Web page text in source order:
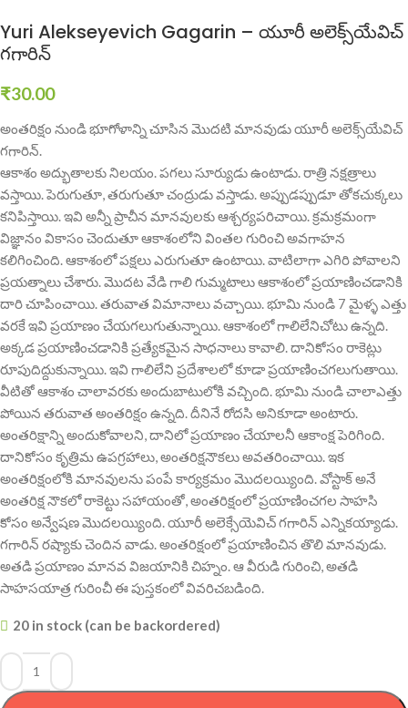
Yuri Alekseyevich Gagarin – యూరీ అలెక్స్‌యేవిచ్‌
గగారిన్‌
₹30.00
అంతరిక్షం నుండి భూగోళాన్ని చూసిన మొదటి మానవుడు యూరీ అలెక్స్‌యేవిచ్‌
గగారిన్‌.
ఆకాశం అద్భుతాలకు నిలయం. పగలు సూర్యుడు ఉంటాడు. రాత్రి నక్షత్రాలు
వస్తాయి. పెరుగుతూ, తరుగుతూ చంద్రుడు వస్తాడు. అప్పుడప్పుడూ తోకచుక్కలు
కనిపిస్తాయి. ఇవి అన్నీ ప్రాచీన మానవులకు ఆశ్చర్యపరిచాయి. క్రమక్రమంగా
విజ్ఞానం వికాసం చెందుతూ ఆకాశంలోని వింతల గురించి అవగాహన
కలిగించింది. ఆకాశంలో పక్షలు ఎరుగుతూ ఉంటాయి. వాటిలాగా ఎగిరి పోవాలని
ప్రయత్నాలు చేశారు. మొదట వేడి గాలి గుమ్మటాలు ఆకాశంలో ప్రయాణించడానికి
దారి చూపించాయి. తరువాత విమానాలు వచ్చాయి. భూమి నుండి 7 మైళ్ళ ఎత్తు
వరకే ఇవి ప్రయాణం చేయగలుగుతున్నాయి. ఆకాశంలో గాలిలేనిచోటు ఉన్నది.
అక్కడ ప్రయాణించడానికి ప్రత్యేకమైన సాధనాలు కావాలి. దానికోసం రాకెట్లు
రూపుదిద్దుకున్నాయి. ఇవి గాలిలేని ప్రదేశాలలో కూడా ప్రయాణించగలుగుతాయి.
వీటితో ఆకాశం చాలావరకు అందుబాటులోకి వచ్చింది. భూమి నుండి చాలాఎత్తు
పోయిన తరువాత అంతరిక్షం ఉన్నది. దీనినే రోదసి అనికూడా అంటారు.
అంతరిక్షాన్ని అందుకోవాలని, దానిలో ప్రయాణం చేయాలనీ ఆకాంక్ష పెరిగింది.
దానికోసం కృత్రిమ ఉపగ్రహాలు, అంతరిక్షనౌకలు అవతరించాయి. ఇక
అంతరిక్షంలోకి మానవులను పంపే కార్యక్రమం మొదలయ్యింది. వోస్టాక్‌ అనే
అంతరిక్ష నౌకలో రాకెట్టు సహాయంతో, అంతరిక్షంలో ప్రయాణించగల సాహసి
కోసం అన్వేషణ మొదలయ్యింది. యూరీ అలెక్సేయెవిచ్‌ గగారిన్‌ ఎన్నికయ్యాడు.
గగారిన్‌ రష్యాకు చెందిన వాడు. అంతరిక్షంలో ప్రయాణించిన తొలి మానవుడు.
అతడి ప్రయాణం మానవ విజయానికి చిహ్నం. ఆ వీరుడి గురించి, అతడి
సాహసయాత్ర గురించీ ఈ పుస్తకంలో వివరిచబడింది.
20 in stock (can be backordered)